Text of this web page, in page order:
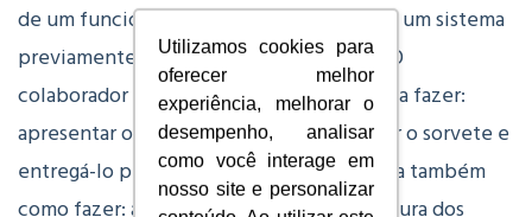
Utilizamos cookies para
oferecer melhor
experiência, melhorar o
desempenho, analisar
como você interage em
nosso site e personalizar
de um funcionário criativo — foi parte de um sistema
previamente definido pela organização. O
colaborador sabia exatamente o que podia fazer:
apresentar o voucher ao sorveteiro, pegar o sorvete e
entregá-lo pessoalmente ao cliente. Sabia também
como fazer: agachando-se para falar na altura dos